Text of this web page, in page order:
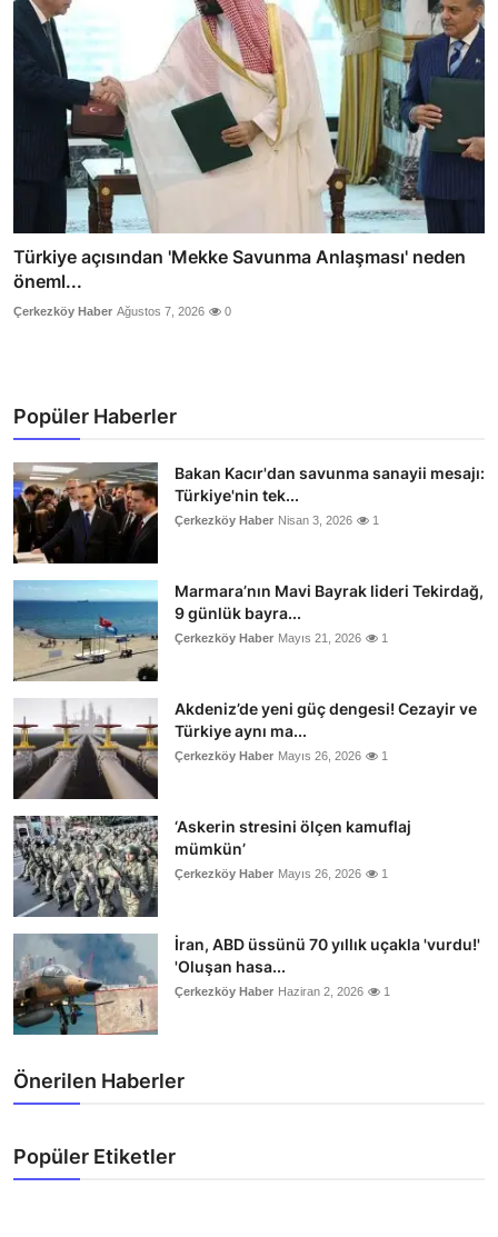
Türkiye açısından 'Mekke Savunma Anlaşması' neden
öneml...
Çerkezköy Haber Ağustos 7, 2026 0
Popüler Haberler
Bakan Kacır'dan savunma sanayii mesajı:
Türkiye'nin tek...
Çerkezköy Haber Nisan 3, 2026 1
Marmara’nın Mavi Bayrak lideri Tekirdağ,
9 günlük bayra...
Çerkezköy Haber Mayıs 21, 2026 1
Akdeniz’de yeni güç dengesi! Cezayir ve
Türkiye aynı ma...
Çerkezköy Haber Mayıs 26, 2026 1
‘Askerin stresini ölçen kamuflaj
mümkün’
Çerkezköy Haber Mayıs 26, 2026 1
İran, ABD üssünü 70 yıllık uçakla 'vurdu!'
'Oluşan hasa...
Çerkezköy Haber Haziran 2, 2026 1
Önerilen Haberler
Popüler Etiketler